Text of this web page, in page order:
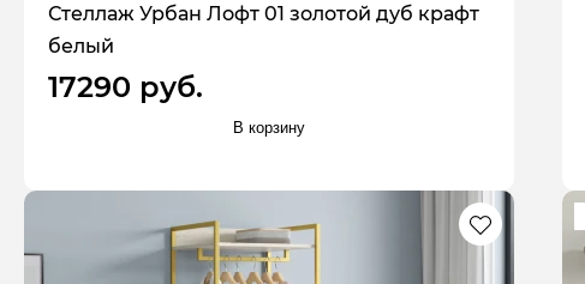
Стеллаж Урбан Лофт 01 золотой дуб крафт
белый
17290 руб.
В корзину